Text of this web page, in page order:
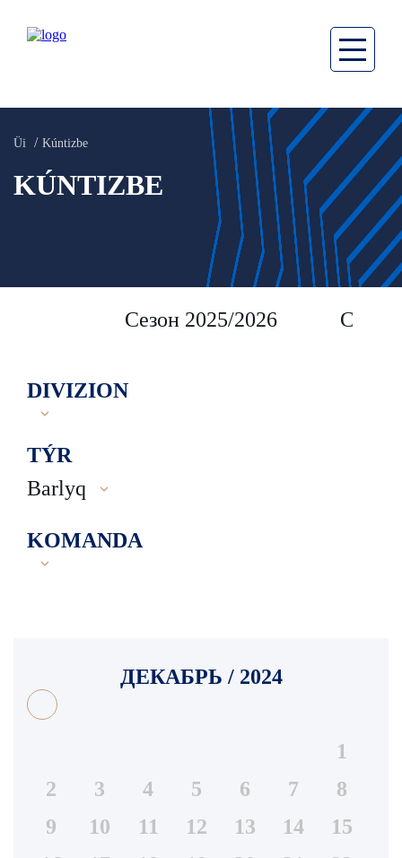
Üi Kúntizbe
KÚNTIZBE
Сезон 2025/2026 Сезон
DIVIZION
TÝR
Barlyq
KOMANDA
ДЕКАБРЬ / 2024
1
2
3 4 5 6 7
8
9
10 11 12 13 14
15